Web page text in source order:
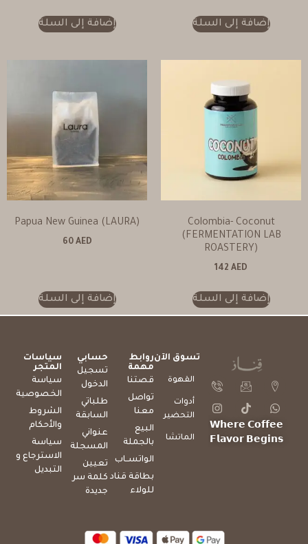
إضافة إلى السلة إضافة إلى السلة
Colombia- Coconut
(FERMENTATION LAB
ROASTERY)
142 AED
إضافة إلى السلة
Papua New Guinea (LAURA)
60 AED
إضافة إلى السلة
𝗪𝗵𝗲𝗿𝗲 𝗖𝗼𝗳𝗳𝗲𝗲
𝗙𝗹𝗮𝘃𝗼𝗿 𝗕𝗲𝗴𝗶𝗻𝘀
تسوق الآن
القهوة
أدوات
التحضير
الماتشا
روابط
مهمة
قصتنا
تواصل
معنا
البيع
بالجملة
الواتســاب
بطاقة قناد
للولاء
حسابي
تسجيل
الدخول
طلباتي
السابقة
عنواني
المسجلة
تعيين
كلمة سر
جديدة
سياسات
المتجر
سياسة
الخصوصية
الشروط
والأحكام
سياسة
الاسترجاع و
التبديل